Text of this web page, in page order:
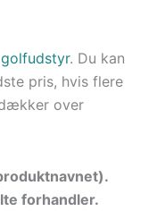
golfudstyr. Du kan
pris, hvis flere
over
forhandler.